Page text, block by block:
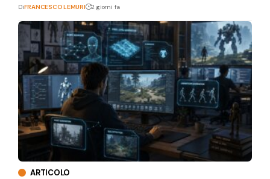
DiFRANCESCO LEMURI 2 giorni fa
ARTICOLO